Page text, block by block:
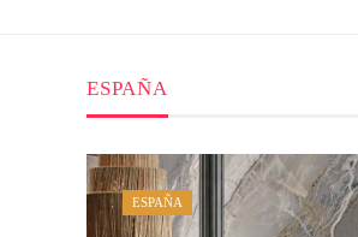
ESPAÑA
ESPAÑA